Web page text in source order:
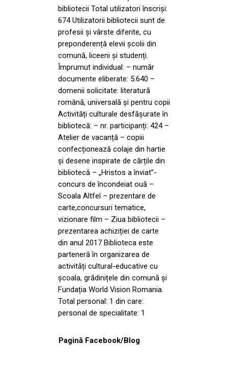
bibliotecii Total utilizatori înscriși:
674 Utilizatorii bibliotecii sunt de
profesii și vârste diferite, cu
preponderență elevii școlii din
comună, liceeni și studenți.
Împrumut individual: – număr
documente eliberate: 5.640 –
domenii solicitate: literatură
română, universală și pentru copii
Activități culturale desfășurate în
bibliotecă: – nr. participanți: 424 –
Atelier de vacanță – copiii
confecționează colaje din hartie
și desene inspirate de cărțile din
bibliotecă – „Hristos a înviat”-
concurs de încondeiat ouă –
Scoala Altfel – prezentare de
carte,concursuri tematice,
vizionare film – Ziua bibliotecii –
prezentarea achiziției de carte
din anul 2017 Biblioteca este
parteneră în organizarea de
activități cultural-educative cu
școala, grădinițele din comună și
Fundația World Vision Romania.
Total personal: 1 din care:
personal de specialitate: 1
Pagină Facebook/Blog